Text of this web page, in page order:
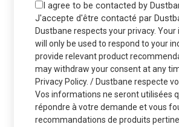
I agree to be contacted by
J'accepte d'être contacté par
Dustbane respects your privacy.
will only be used to respond to your
provide relevant product
may withdraw your consent at any
Privacy Policy. / Dustbane respecte
Vos informations ne seront utilisées
répondre à votre demande et vous
recommandations de produits